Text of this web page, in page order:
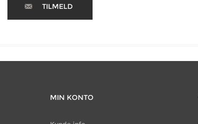
TILMELD
MIN KONTO